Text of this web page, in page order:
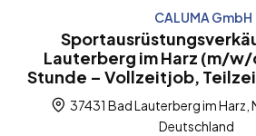
CALUMA GmbH
Lauterberg im Harz (m/
Stunde – Vollzeitjob,
37431 Bad Lauterberg im Harz,
Deutschland